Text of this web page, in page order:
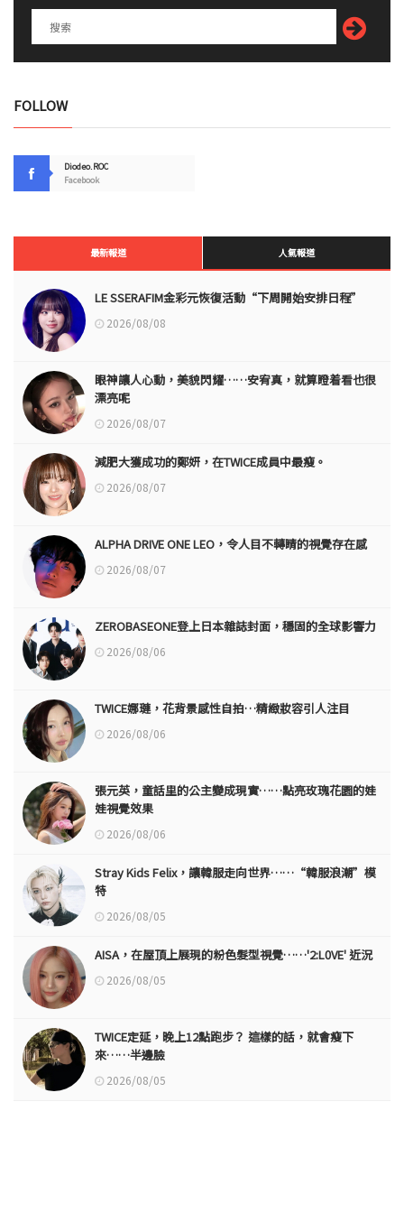
FOLLOW
Diodeo.ROC
Facebook
最新報道 人氣報道
LE SSERAFIM金彩元恢復活動“下周開始安排日程”
2026/08/08
眼神讓人心動，美貌閃耀……安宥真，就算瞪着看也很
漂亮呢
2026/08/07
減肥大獲成功的鄭妍，在TWICE成員中最瘦。
2026/08/07
ALPHA DRIVE ONE LEO，令人目不轉睛的視覺存在感
2026/08/07
ZEROBASEONE登上日本雜誌封面，穩固的全球影響力
2026/08/06
TWICE娜璉，花背景感性自拍…精緻妝容引人注目
2026/08/06
張元英，童話里的公主變成現實……點亮玫瑰花園的娃
娃視覺效果
2026/08/06
Stray Kids Felix，讓韓服走向世界……“韓服浪潮”模
特
2026/08/05
AISA，在屋頂上展現的粉色髮型視覺……'2:L0VE' 近況
2026/08/05
TWICE定延，晚上12點跑步？ 這樣的話，就會瘦下
來……半邊臉
2026/08/05